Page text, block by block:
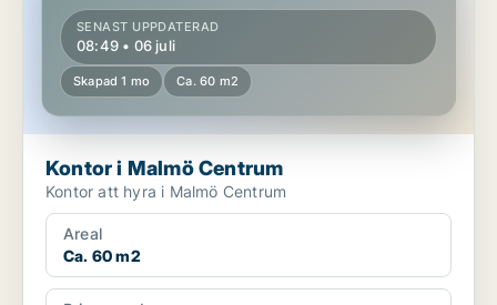
SENAST UPPDATERAD
08:49 • 06 juli
Skapad 1 mo Ca. 60 m2
Kontor i Malmö Centrum
Kontor att hyra i Malmö Centrum
Areal
Ca. 60 m2